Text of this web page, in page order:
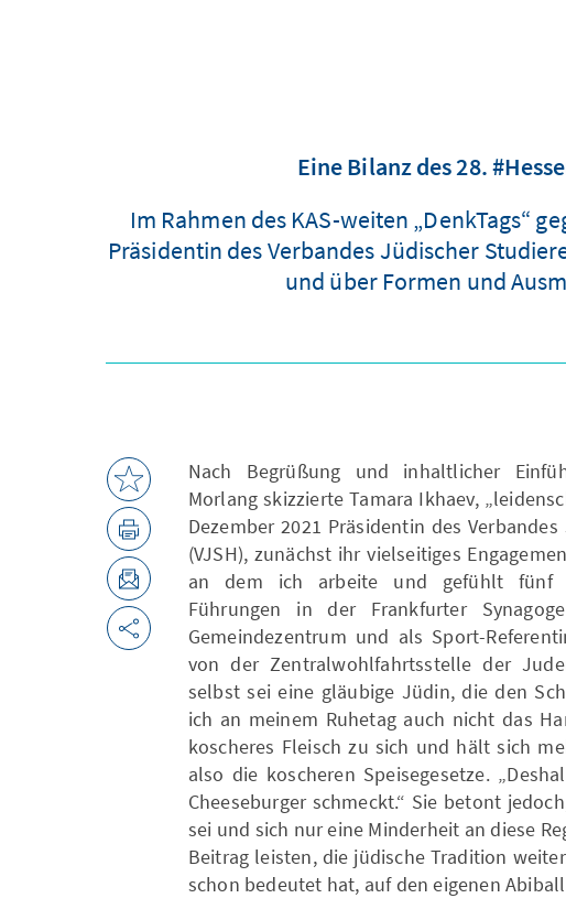
Eine Bilanz des 28.
Im Rahmen des KAS-weiten „DenkTags“
Präsidentin des Verbandes Jüdischer
und über Formen und
Nach Begrüßung und inhaltlicher
Morlang skizzierte Tamara Ikhaev,
Dezember 2021 Präsidentin des
(VJSH), zunächst ihr vielseitiges
an dem ich arbeite und gefühlt fünf
Führungen in der Frankfurter
Gemeindezentrum und als Sport-
von der Zentralwohlfahrtsstelle der
selbst sei eine gläubige Jüdin, die den
ich an meinem Ruhetag auch nicht das
koscheres Fleisch zu sich und hält sich
also die koscheren Speisegesetze.
Cheeseburger schmeckt.“ Sie betont
sei und sich nur eine Minderheit an diese
Beitrag leisten, die jüdische Tradition
schon bedeutet hat, auf den eigenen